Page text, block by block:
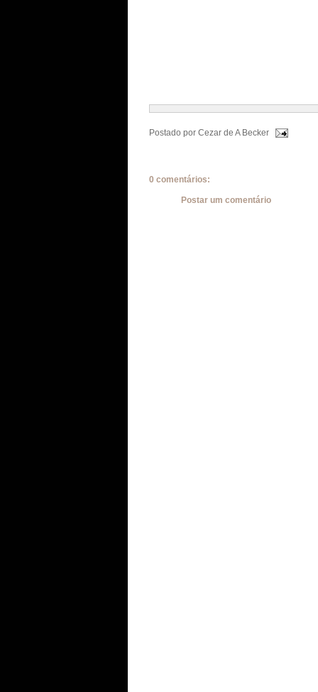
Postado por Cezar de A Becker
0 comentários:
Postar um comentário